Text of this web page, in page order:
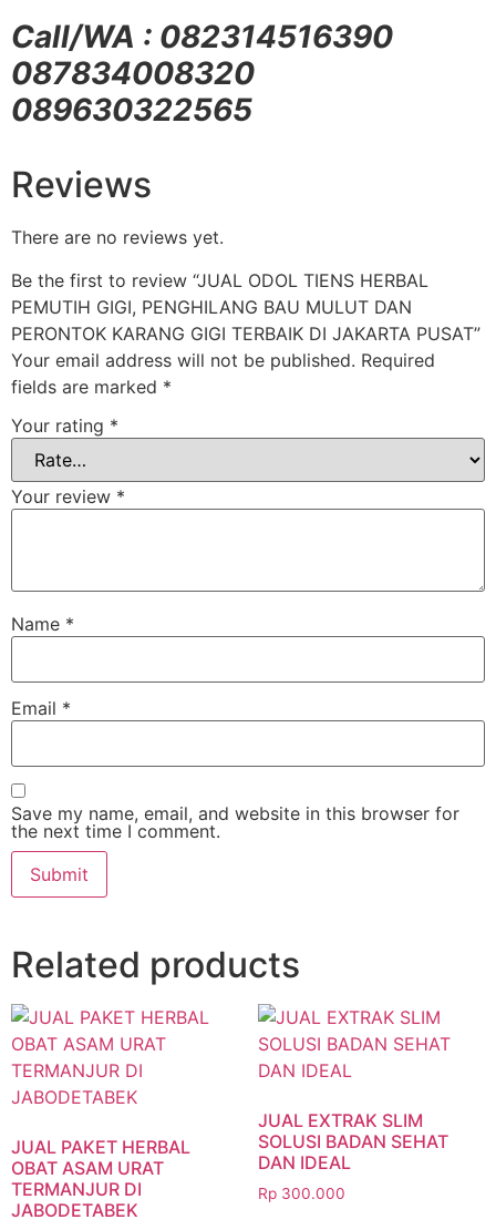
Call/WA : 082314516390
087834008320
089630322565
Reviews
There are no reviews yet.
Be the first to review “JUAL ODOL TIENS HERBAL
PEMUTIH GIGI, PENGHILANG BAU MULUT DAN
PERONTOK KARANG GIGI TERBAIK DI JAKARTA PUSAT”
Your email address will not be published. Required
fields are marked *
Your rating *
Your review *
Name *
Email *
Save my name, email, and website in this browser for
the next time I comment.
Related products
JUAL PAKET HERBAL
OBAT ASAM URAT
TERMANJUR DI
JABODETABEK
JUAL EXTRAK SLIM
SOLUSI BADAN SEHAT
DAN IDEAL
Rp300.000